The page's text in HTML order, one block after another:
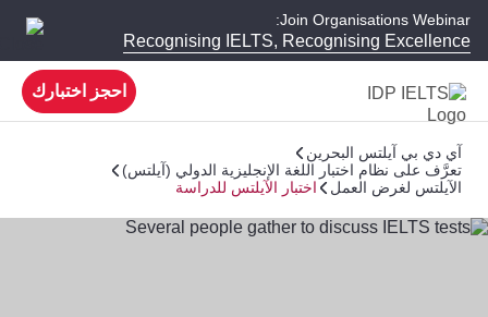
Join Organisations Webinar:
Recognising IELTS, Recognising Excellence
احجز اختبارك
آي دي بي آيلتس البحرين
تعرَّف على نظام اختبار اللغة الإنجليزية الدولي (آيلتس)
الآيلتس لغرض العمل
اختبار الآيلتس للدراسة